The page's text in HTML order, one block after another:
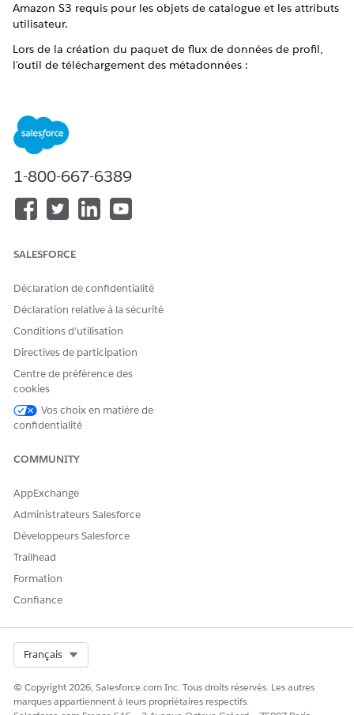
Amazon S3 requis pour les objets de catalogue et les attributs
utilisateur.
Lors de la création du paquet de flux de données de profil,
l'outil de téléchargement des métadonnées :
<dataset_name>_Profile_Bundle_Data_Streams
taset_name>
Marketing Cloud Personalization utilisé
Crée tous les objets de profil activés en tant qu'Objets
modèle de données et ajoute tous les attributs utilisateur
à l'objet modèle de données SSOT Individu.
REMARQUE
Si ces objets ou attributs sont suivis dans le
de les mapper avec l'objet modèle de données
Individu.
Dites-nous ce que nous pouvons améliorer !
1-800-667-6389
SALESFORCE
Déclaration de confidentialité
Déclaration relative à la sécurité
Conditions d’utilisation
Directives de participation
Centre de préférence des
cookies
Vos choix en matière de
confidentialité
COMMUNITY
AppExchange
Administrateurs Salesforce
Développeurs Salesforce
Trailhead
Formation
Confiance
Français
© Copyright 2026, Salesforce.com Inc. Tous droits réservés. Les autres
marques appartiennent à leurs propriétaires respectifs.